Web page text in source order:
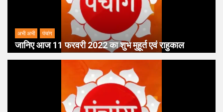
अभी अभी पंचांग
जानिए आज 11 फरवरी 2022 का शुभ मुहूर्त एवं राहुकाल